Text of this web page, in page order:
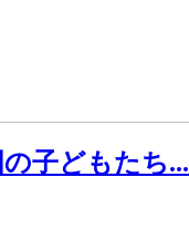
子どもたち...